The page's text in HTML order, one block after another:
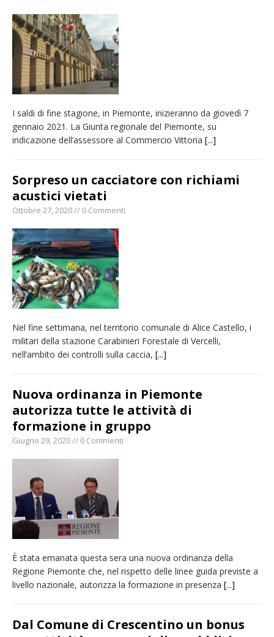
naturale per la siccità estrema e gli incendi
Crisi idrica: il Comune di Vercelli introduce
alcune limitazioni all’utilizzo dell’acqua
Incendio sul Monte Barone: si estende il
fronte. Evacuato il rifugio e chiusi tutti i
sentieri
Dieci anni fa l’ingresso a Vercelli
dell’arcivescovo mons. Marco Arnolfo
I saldi di fine stagione, in Piemonte, inizieranno da giovedì 7
gennaio 2021. La Giunta regionale del Piemonte, su
indicazione dell’assessore al Commercio Vittoria [...]
Sorpreso un cacciatore con richiami
acustici vietati
Ottobre 27, 2020 // 0 Commenti
Nel fine settimana, nel territorio comunale di Alice Castello, i
militari della stazione Carabinieri Forestale di Vercelli,
nell’ambito dei controlli sulla caccia, [...]
Nuova ordinanza in Piemonte
autorizza tutte le attività di
formazione in gruppo
Giugno 29, 2020 // 0 Commenti
È stata emanata questa sera una nuova ordinanza della
Regione Piemonte che, nel rispetto delle linee guida previste a
livello nazionale, autorizza la formazione in presenza [...]
Dal Comune di Crescentino un bonus